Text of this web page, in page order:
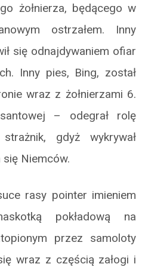
żołnierza, będącego w
ostrzałem. Inny
się odnajdywaniem ofiar
Inny pies, Bing, został
wraz z żołnierzami 6.
– odegrał rolę
gdyż wykrywał
Niemców.
rasy pointer imieniem
pokładową na
przez samoloty
wraz z częścią załogi i